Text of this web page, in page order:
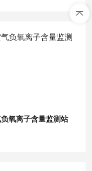
氧离子含量监测站